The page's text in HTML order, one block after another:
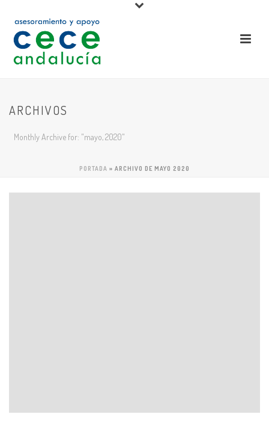
ARCHIVOS
Monthly Archive for: "mayo, 2020"
PORTADA » ARCHIVO DE MAYO 2020